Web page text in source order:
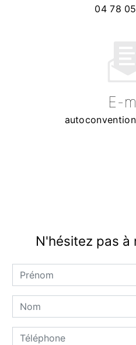
04 78
E-
N'hésitez pas